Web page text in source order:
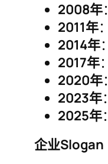
2008年
2011年
2014年
2017年
2020年
2023年
2025年
企业Slogan